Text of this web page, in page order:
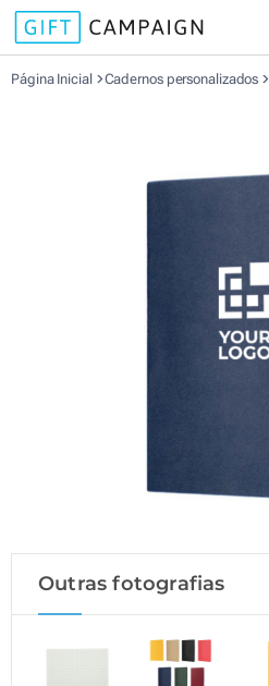
Página Inicial Cadernos personalizados
Outras fotografias